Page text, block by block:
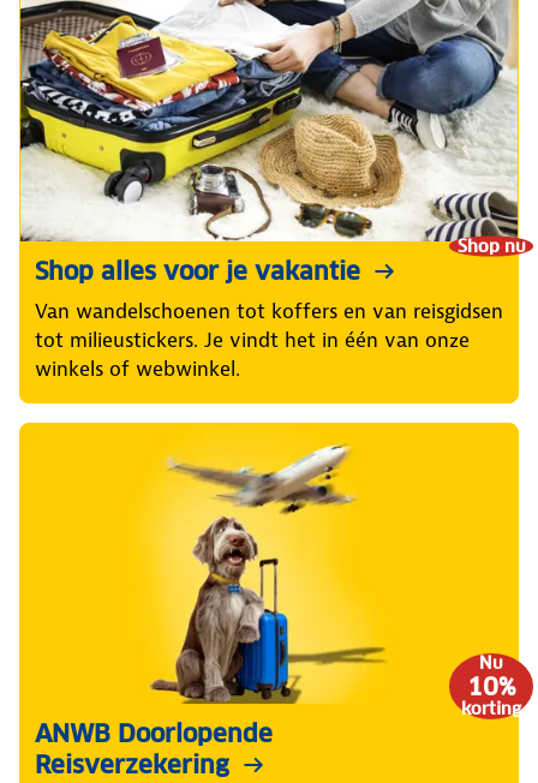
Shop nu
Shop alles voor je vakantie
Van wandelschoenen tot koffers en van reisgidsen
tot milieustickers. Je vindt het in één van onze
winkels of webwinkel.
Nu
10%
korting
ANWB Doorlopende
Reisverzekering